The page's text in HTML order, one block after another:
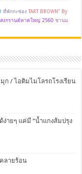
ที่พักกะช่อง TART BROWN" By
สงกรานต์หาดใหญ่ 2560 ชานม
/ ไอติมไมโลรถโรงเรียน
ง่ายๆ แค่มี “น้ำแกงส้มปรุง
ลายร้อน